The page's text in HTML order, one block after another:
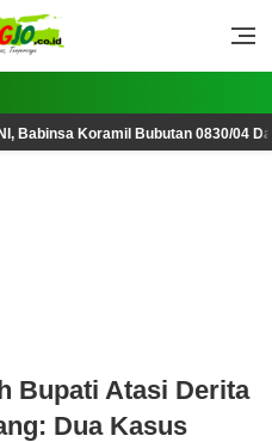
Terpercaya
Babinsa Koramil Bubutan 0830/04
Bupati Atasi Derita
Dua Kasus